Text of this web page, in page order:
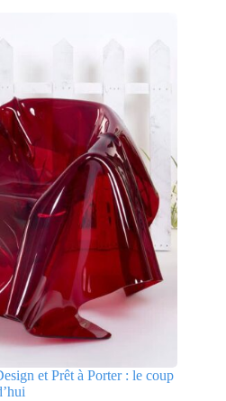
et Prêt à Porter : le coup